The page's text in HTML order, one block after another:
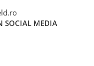
SOCIAL MEDIA